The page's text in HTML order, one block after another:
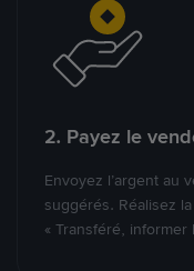
2. Payez le
Envoyez l’argent au
suggérés. Réalisez
« Transféré, informer